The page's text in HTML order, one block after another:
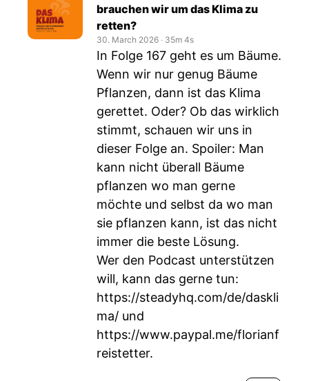
brauchen wir um das Klima zu
retten?
30. March 2026 ‧ 35m 4s
In Folge 167 geht es um Bäume.
Wenn wir nur genug Bäume
Pflanzen, dann ist das Klima
gerettet. Oder? Ob das wirklich
stimmt, schauen wir uns in
dieser Folge an. Spoiler: Man
kann nicht überall Bäume
pflanzen wo man gerne
möchte und selbst da wo man
sie pflanzen kann, ist das nicht
immer die beste Lösung.
Wer den Podcast unterstützen
will, kann das gerne tun:
https://steadyhq.com/de/daskli
ma/ und
https://www.paypal.me/florianf
reistetter.